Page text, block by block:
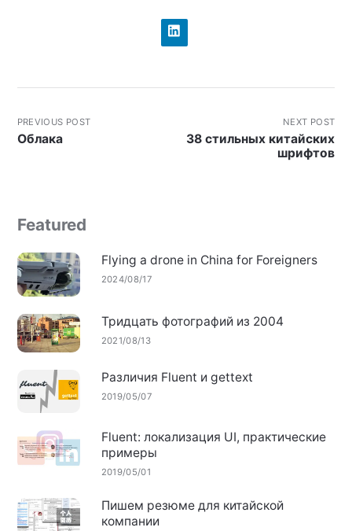
PREVIOUS POST
Облака
NEXT POST
38 стильных китайских
шрифтов
Featured
Flying a drone in China for Foreigners
2024/08/17
Тридцать фотографий из 2004
2021/08/13
Различия Fluent и gettext
2019/05/07
Fluent: локализация UI, практические
примеры
2019/05/01
Пишем резюме для китайской
компании